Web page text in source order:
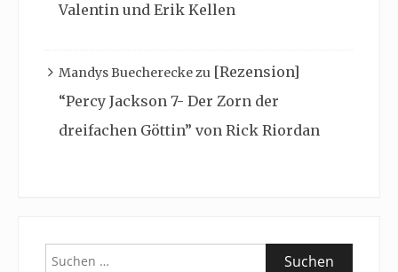
Valentin und Erik Kellen
Mandys Buechereckezu [Rezension]
“Percy Jackson 7- Der Zorn der
dreifachen Göttin” von Rick Riordan
Suchen